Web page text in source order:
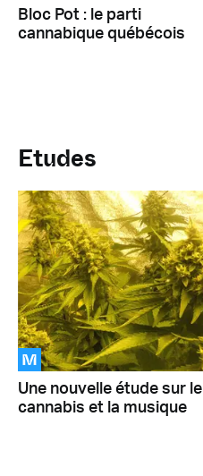
Bloc Pot : le parti
cannabique québécois
Etudes
M
Une nouvelle étude sur le
cannabis et la musique